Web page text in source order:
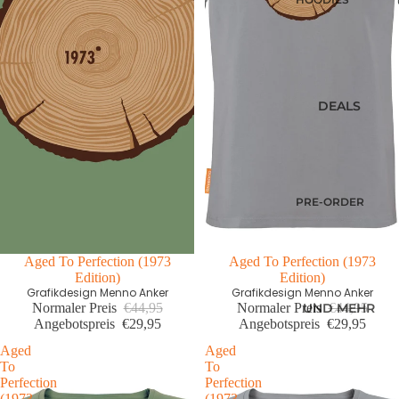
SUMMER
SWEATESHIRT
REISSVERSCHLU
DEALS
PRE-ORDER
MEMBERSHIP
LETZTE
GRÖSSEN SALE
WIE DER
ABONNEMENT
UND MEHR
Letzte Größen Sale
Aged To Perfection (1973
Edition)
Grafikdesign Menno Anker
Normaler Preis €44,95
Angebotspreis €29,95
Letzte Größen Sale
First edition
Aged To Perfection (1973
Edition)
Grafikdesign Menno Anker
Normaler Preis €44,95
Angebotspreis €29,95
Aged
To
Perfection
Aged
To
Perfection